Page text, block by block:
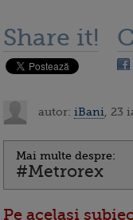
Share it!
autor: iBani , 23
Mai multe despre:
#Metrorex
Pe acelasi